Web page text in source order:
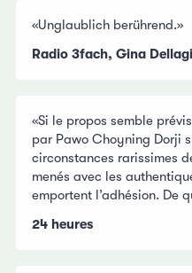
«Unglaublich berührend.»
Radio 3fach, Gina
«Si le propos semble
par Pawo Choyning Dorji
circonstances rarissimes
menés avec les
emportent l’adhésion. De
24 heures